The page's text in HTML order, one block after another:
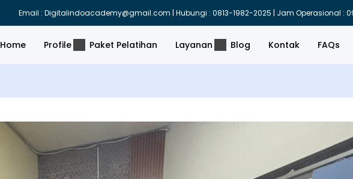
Email : Digitalindoacademy@gmail.com | Hubungi : 0813-1982-2025 | Jam Operasional :
Home Profile Paket Pelatihan Layanan Blog Kontak FAQs